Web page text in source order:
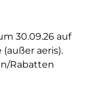
30.09.26 auf
aeris).
Rabatten